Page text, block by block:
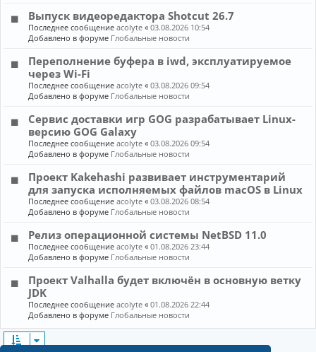
Выпуск видеоредактора Shotcut 26.7
Последнее сообщениеacolyte «03.08.2026 10:54
Добавлено в форуме Глобальные новости
Переполнение буфера в iwd, эксплуатируемое
через Wi-Fi
Последнее сообщениеacolyte «03.08.2026 09:54
Добавлено в форуме Глобальные новости
Сервис доставки игр GOG разрабатывает Linux-
версию GOG Galaxy
Последнее сообщениеacolyte «03.08.2026 09:54
Добавлено в форуме Глобальные новости
Проект Kakehashi развивает инструментарий
для запуска исполняемых файлов macOS в Linux
Последнее сообщениеacolyte «03.08.2026 08:54
Добавлено в форуме Глобальные новости
Релиз операционной системы NetBSD 11.0
Последнее сообщениеacolyte «01.08.2026 23:44
Добавлено в форуме Глобальные новости
Проект Valhalla будет включён в основную ветку
JDK
Последнее сообщениеacolyte «01.08.2026 22:44
Добавлено в форуме Глобальные новости